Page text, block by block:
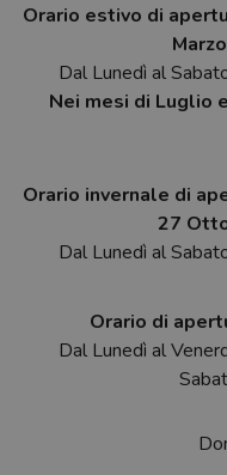
Orario estivo di
Dal Lunedì al
Nei mesi di Luglio
Orario invernale di
27
Dal Lunedì al
Orario di
Dal Lunedì al